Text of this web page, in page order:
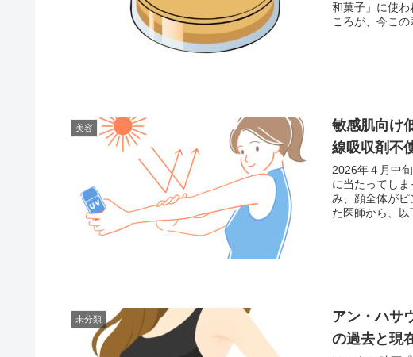
和菓子」に使
ころが、今こ
美容
敏感肌向け
線吸収剤不
2026年４月中
に当たってし
み、顔全体が
た医師から、以
未分類
アン・ハサ
の過去と現